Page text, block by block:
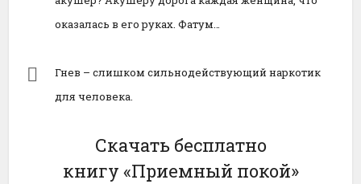
оказалась в его руках. Фатум…
Гнев – слишком сильнодействующий наркотик
для человека.
Скачать бесплатно
книгу «Приемный покой»